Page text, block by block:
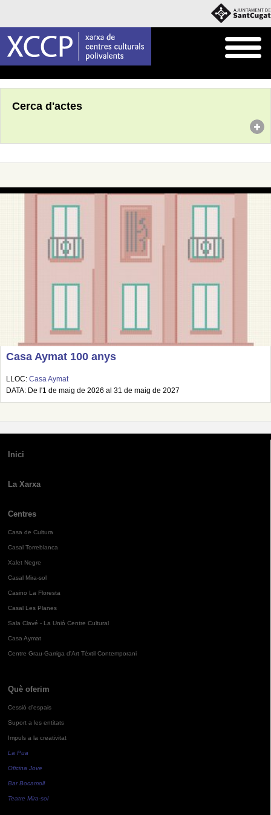
Cerca d'actes
Casa Aymat 100 anys
LLOC: Casa Aymat
DATA: De l'1 de maig de 2026 al 31 de maig de 2027
Inici
La Xarxa
Centres
Casa de Cultura
Casal Torreblanca
Xalet Negre
Casal Mira-sol
Casino La Floresta
Casal Les Planes
Sala Clavé - La Unió Centre Cultural
Casa Aymat
Centre Grau-Garriga d'Art Tèxtil Contemporani
Què oferim
Cessió d'espais
Suport a les entitats
Impuls a la creativitat
La Pua
Oficina Jove
Bar Bocamoll
Teatre Mira-sol